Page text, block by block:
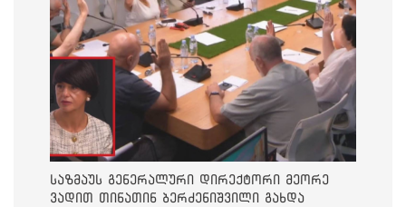
საზმაუს გენერალური დირექტორი მეორე
ვადით თინათინ ბერძენიშვილი გახდა